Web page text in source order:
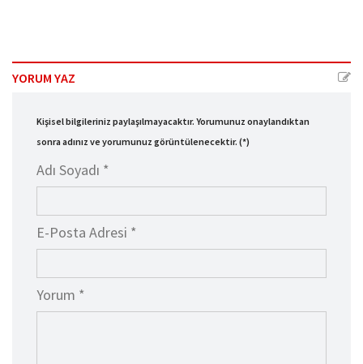
YORUM YAZ
Kişisel bilgileriniz paylaşılmayacaktır. Yorumunuz onaylandıktan
sonra adınız ve yorumunuz görüntülenecektir. (*)
Adı Soyadı *
E-Posta Adresi *
Yorum *